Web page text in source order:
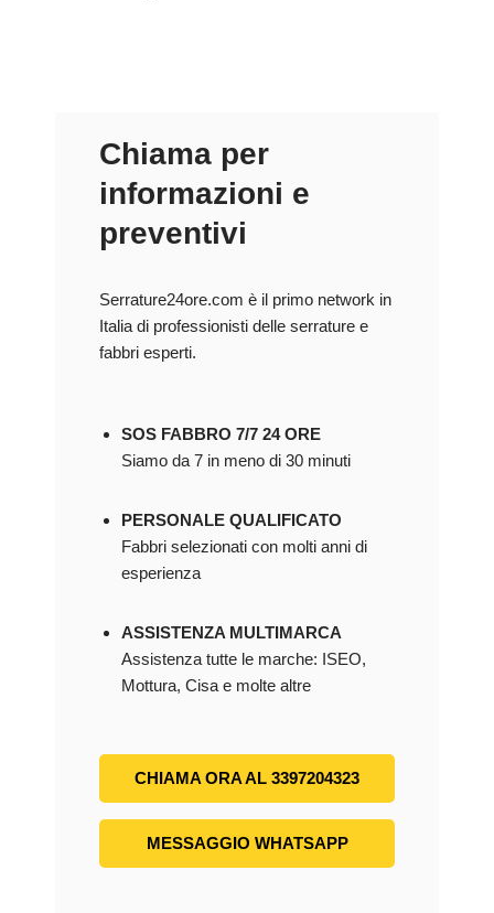
Chiama per
informazioni e
preventivi
Serrature24ore.com è il primo network in
Italia di professionisti delle serrature e
fabbri esperti.
SOS FABBRO 7/7 24 ORE
Siamo da 7 in meno di 30 minuti
PERSONALE QUALIFICATO
Fabbri selezionati con molti anni di
esperienza
ASSISTENZA MULTIMARCA
Assistenza tutte le marche: ISEO,
Mottura, Cisa e molte altre
CHIAMA ORA AL 3397204323
MESSAGGIO WHATSAPP